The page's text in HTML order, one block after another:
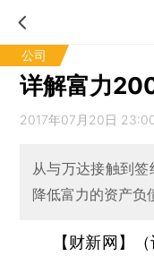
公司
详解富力
2017年07月20日
从与万达接触到
降低富力的资产负
【财新网】